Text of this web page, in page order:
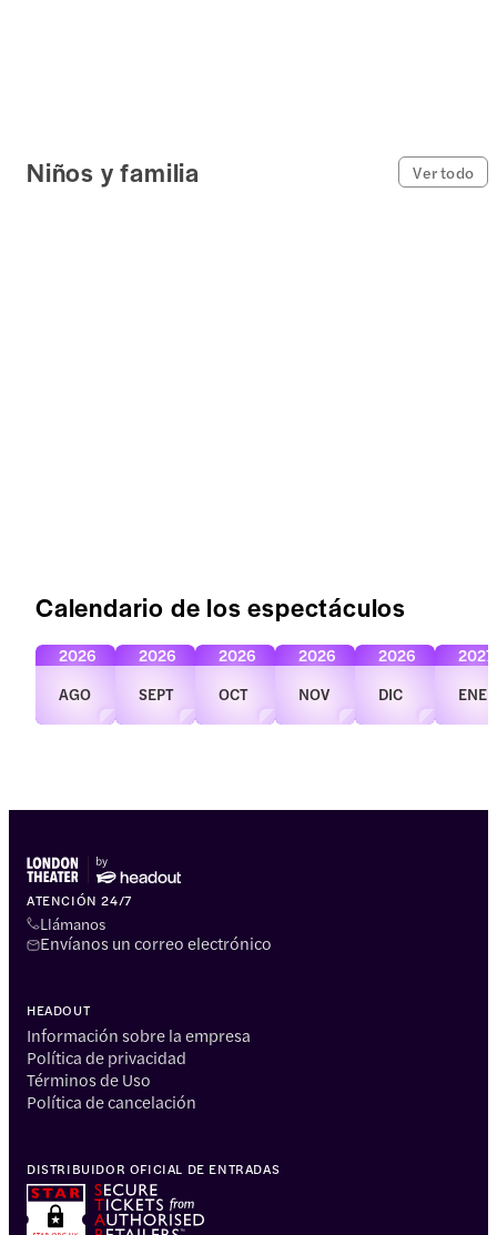
Niños y familia Ver todo
Calendario de los espectáculos
AGO
2026
SEPT
2026
OCT
2026
NOV
2026
DIC
2026
ENE
2027
ATENCIÓN 24/7
Llámanos
Envíanos un correo electrónico
HEADOUT
Información sobre la empresa
Política de privacidad
Términos de Uso
Política de cancelación
DISTRIBUIDOR OFICIAL DE ENTRADAS